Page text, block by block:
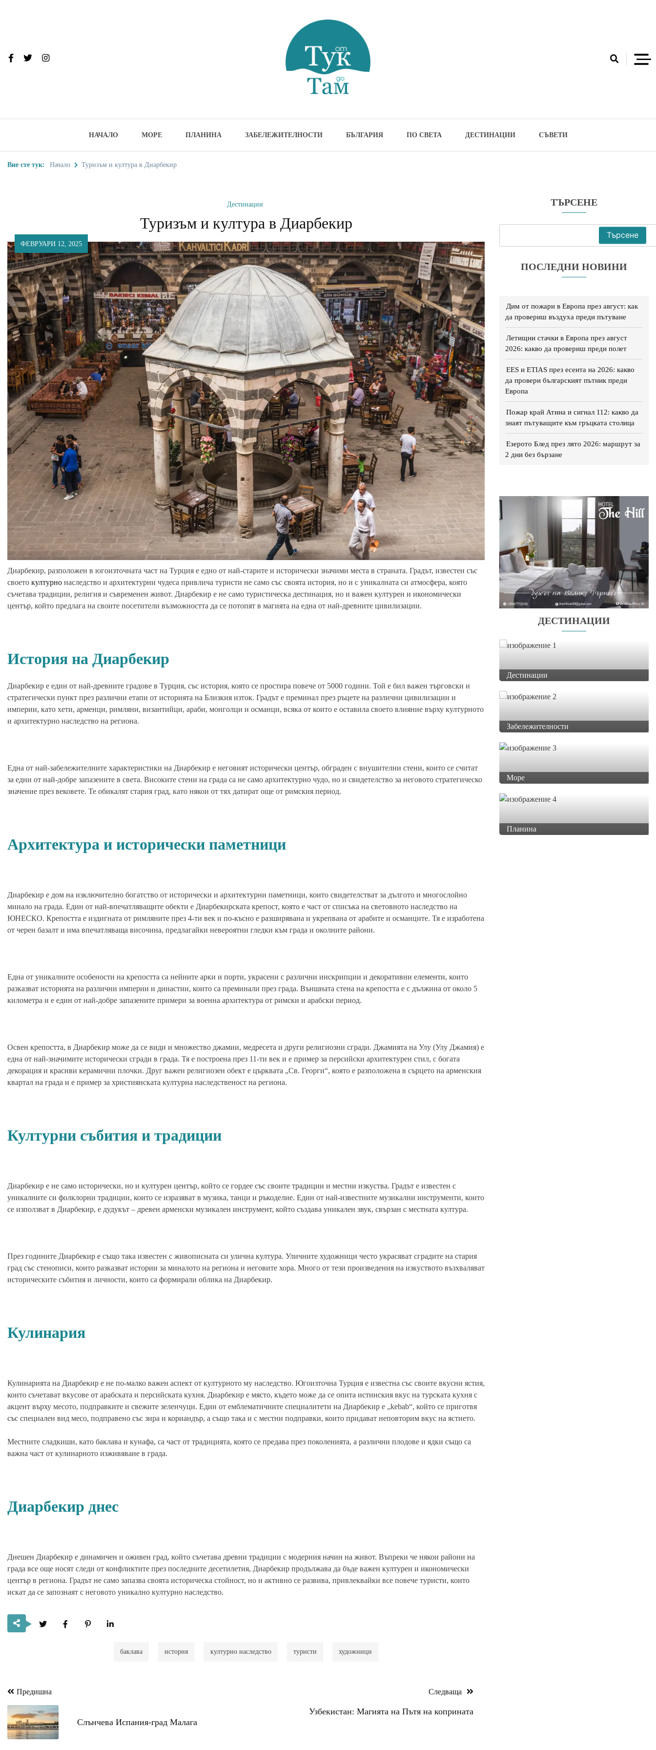
НАЧАЛО МОРЕ ПЛАНИНА ЗАБЕЛЕЖИТЕЛНОСТИ БЪЛГАРИЯ ПО СВЕТА ДЕСТИНАЦИИ СЪВЕТИ
Вие сте тук: Начало Туризъм и култура в Диарбекир
ТЪРСЕНЕ
Търсене
ПОСЛЕДНИ НОВИНИ
Дим от пожари в Европа през август: как
да провериш въздуха преди пътуване
Летищни стачки в Европа през август
2026: какво да провериш преди полет
EES и ETIAS през есента на 2026: какво
да провери българският пътник преди
Европа
Пожар край Атина и сигнал 112: какво да
знаят пътуващите към гръцката столица
Езерото Блед през лято 2026: маршрут за
2 дни без бързане
ДЕСТИНАЦИИ
Дестинации
Забележителности
Море
Планина
Дестинации
Туризъм и култура в Диарбекир
ФЕВРУАРИ 12, 2025
Диарбекир, разположен в югоизточната част на Турция е едно от най-старите и исторически значими места в страната. Градът, известен със
своето културно наследство и архитектурни чудеса привлича туристи не само със своята история, но и с уникалната си атмосфера, която
съчетава традиции, религия и съвременен живот. Диарбекир е не само туристическа дестинация, но и важен културен и икономически
център, който предлага на своите посетители възможността да се потопят в магията на една от най-древните цивилизации.
История на Диарбекир
Диарбекир е един от най-древните градове в Турция, със история, която се простира повече от 5000 години. Той е бил важен търговски и
стратегически пункт през различни етапи от историята на Близкия изток. Градът е преминал през ръцете на различни цивилизации и
империи, като хети, арменци, римляни, византийци, араби, монголци и османци, всяка от които е оставила своето влияние върху културното
и архитектурно наследство на региона.
Една от най-забележителните характеристики на Диарбекир е неговият исторически център, обграден с внушителни стени, които се считат
за едни от най-добре запазените в света. Високите стени на града са не само архитектурно чудо, но и свидетелство за неговото стратегическо
значение през вековете. Те обикалят стария град, като някои от тях датират още от римския период.
Архитектура и исторически паметници
Диарбекир е дом на изключително богатство от исторически и архитектурни паметници, които свидетелстват за дългото и многослойно
минало на града. Един от най-впечатляващите обекти е Диарбекирската крепост, която е част от списъка на световното наследство на
ЮНЕСКО. Крепостта е издигната от римляните през 4-ти век и по-късно е разширявана и укрепвана от арабите и османците. Тя е изработена
от черен базалт и има впечатляваща височина, предлагайки невероятни гледки към града и околните райони.
Една от уникалните особености на крепостта са нейните арки и порти, украсени с различни инскрипции и декоративни елементи, които
разказват историята на различни империи и династии, които са преминали през града. Външната стена на крепостта е с дължина от около 5
километра и е един от най-добре запазените примери за военна архитектура от римски и арабски период.
Освен крепостта, в Диарбекир може да се види и множество джамии, медресета и други религиозни сгради. Джамията на Улу (Улу Джамия) е
една от най-значимите исторически сгради в града. Тя е построена през 11-ти век и е пример за персийски архитектурен стил, с богата
декорация и красиви керамични плочки. Друг важен религиозен обект е църквата „Св. Георги“, която е разположена в сърцето на арменския
квартал на града и е пример за християнската културна наследственост на региона.
Културни събития и традиции
Диарбекир е не само исторически, но и културен център, който се гордее със своите традиции и местни изкуства. Градът е известен с
уникалните си фолклорни традиции, които се изразяват в музика, танци и ръкоделие. Един от най-известните музикални инструменти, които
се използват в Диарбекир, е дудукът – древен арменски музикален инструмент, който създава уникален звук, свързан с местната култура.
През годините Диарбекир е също така известен с живописната си улична култура. Уличните художници често украсяват сградите на стария
град със стенописи, които разказват истории за миналото на региона и неговите хора. Много от тези произведения на изкуството възхваляват
историческите събития и личности, които са формирали облика на Диарбекир.
Кулинария
Кулинарията на Диарбекир е не по-малко важен аспект от културното му наследство. Югоизточна Турция е известна със своите вкусни ястия,
които съчетават вкусове от арабската и персийската кухня. Диарбекир е място, където може да се опита истинския вкус на турската кухня с
акцент върху месото, подправките и свежите зеленчуци. Един от емблематичните специалитети на Диарбекир е „kebab“, който се приготвя
със специален вид месо, подправено със зира и кориандър, а също така и с местни подправки, които придават неповторим вкус на ястието.
Местните сладкиши, като баклава и кунафа, са част от традицията, която се предава през поколенията, а различни плодове и ядки също са
важна част от кулинарното изживяване в града.
Диарбекир днес
Днешен Диарбекир е динамичен и оживен град, който съчетава древни традиции с модерния начин на живот. Въпреки че някои райони на
града все още носят следи от конфликтите през последните десетилетия, Диарбекир продължава да бъде важен културен и икономически
център в региона. Градът не само запазва своята историческа стойност, но и активно се развива, привлеквайки все повече туристи, които
искат да се запознаят с неговото уникално културно наследство.
баклава история културно наследство туристи художници
Навигация
Предишна
Слънчева Испания-град Малага
Следваща
Узбекистан: Магията на Пътя на коприната